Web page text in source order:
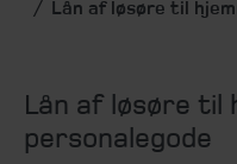
Lån af løsøre til
Lån af løsøre til
personalegode